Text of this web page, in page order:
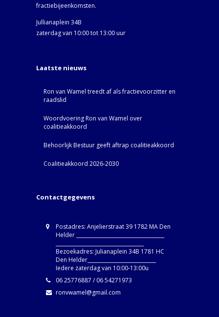
fractiebijeenkomsten.
Jullianaplein 34B
zaterdag van 10:00 tot 13:00 uur
Laatste nieuws
Ron van Wamel treedt af als fractievoorzitter en
raadslid
Woordvoering Ron van Wamel over
coalitieakkoord
Behoorlijk Bestuur geeft aftrap coalitieakkoord
Coalitieakkoord 2026-2030
Contactgegevens
Postadres: Anjelierstraat 39 1782 MA Den
Helder ____________________________________
Bezoekadres: Julianaplein 34B 1781 HC
Den Helder____________________________
Iedere zaterdag van 10:00-13:00u
06 25776887 / 06 54271973
ronvwamel@gmail.com